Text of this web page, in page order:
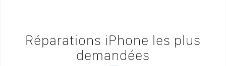
Réparations iPhone les plus
demandées